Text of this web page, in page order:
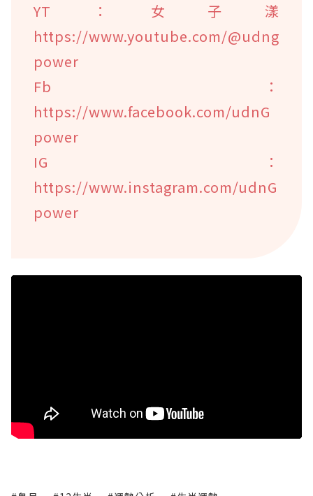
YT：女子漾
https://www.youtube.com/@udng
power
Fb：
https://www.facebook.com/udnG
power
IG：
https://www.instagram.com/udnG
power